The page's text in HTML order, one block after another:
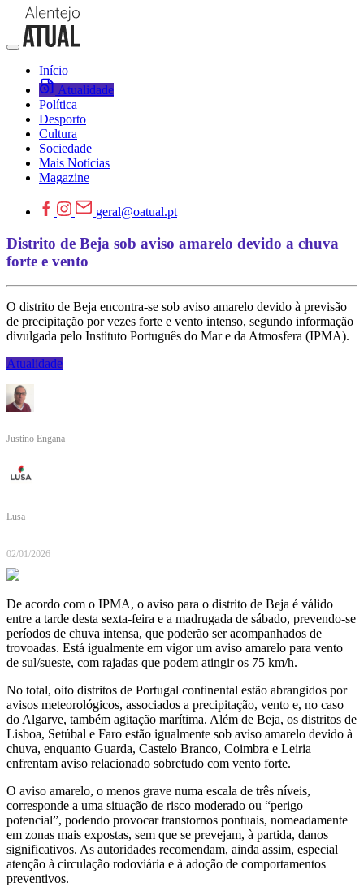
Início
Atualidade
Política
Desporto
Cultura
Sociedade
Mais Notícias
Magazine
geral@oatual.pt
Distrito de Beja sob aviso amarelo devido a chuva
forte e vento
O distrito de Beja encontra-se sob aviso amarelo devido à previsão
de precipitação por vezes forte e vento intenso, segundo informação
divulgada pelo Instituto Português do Mar e da Atmosfera (IPMA).
Atualidade
Justino Engana
Lusa
02/01/2026
De acordo com o IPMA, o aviso para o distrito de Beja é válido
entre a tarde desta sexta-feira e a madrugada de sábado, prevendo-se
períodos de chuva intensa, que poderão ser acompanhados de
trovoadas. Está igualmente em vigor um aviso amarelo para vento
de sul/sueste, com rajadas que podem atingir os 75 km/h.
No total, oito distritos de Portugal continental estão abrangidos por
avisos meteorológicos, associados a precipitação, vento e, no caso
do Algarve, também agitação marítima. Além de Beja, os distritos de
Lisboa, Setúbal e Faro estão igualmente sob aviso amarelo devido à
chuva, enquanto Guarda, Castelo Branco, Coimbra e Leiria
enfrentam aviso relacionado sobretudo com vento forte.
O aviso amarelo, o menos grave numa escala de três níveis,
corresponde a uma situação de risco moderado ou “perigo
potencial”, podendo provocar transtornos pontuais, nomeadamente
em zonas mais expostas, sem que se prevejam, à partida, danos
significativos. As autoridades recomendam, ainda assim, especial
atenção à circulação rodoviária e à adoção de comportamentos
preventivos.